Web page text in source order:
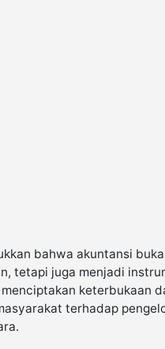
bahwa akuntansi
tetapi juga menjadi
keterbukaan
terhadap